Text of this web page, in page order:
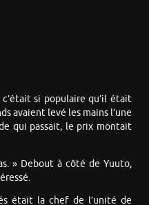
si populaire qu’il était
avaient levé les mains l’une
qui passait, le prix montait
» Debout à côté de Yuuto,
était la chef de l’unité de